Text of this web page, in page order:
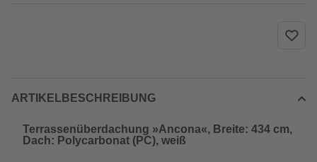
ARTIKELBESCHREIBUNG
Terrassenüberdachung »Ancona«, Breite: 434 cm,
Dach: Polycarbonat (PC), weiß